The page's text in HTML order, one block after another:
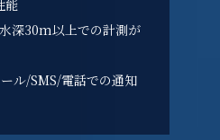
能
深30m以上での計測が
ル/SMS/電話での通知